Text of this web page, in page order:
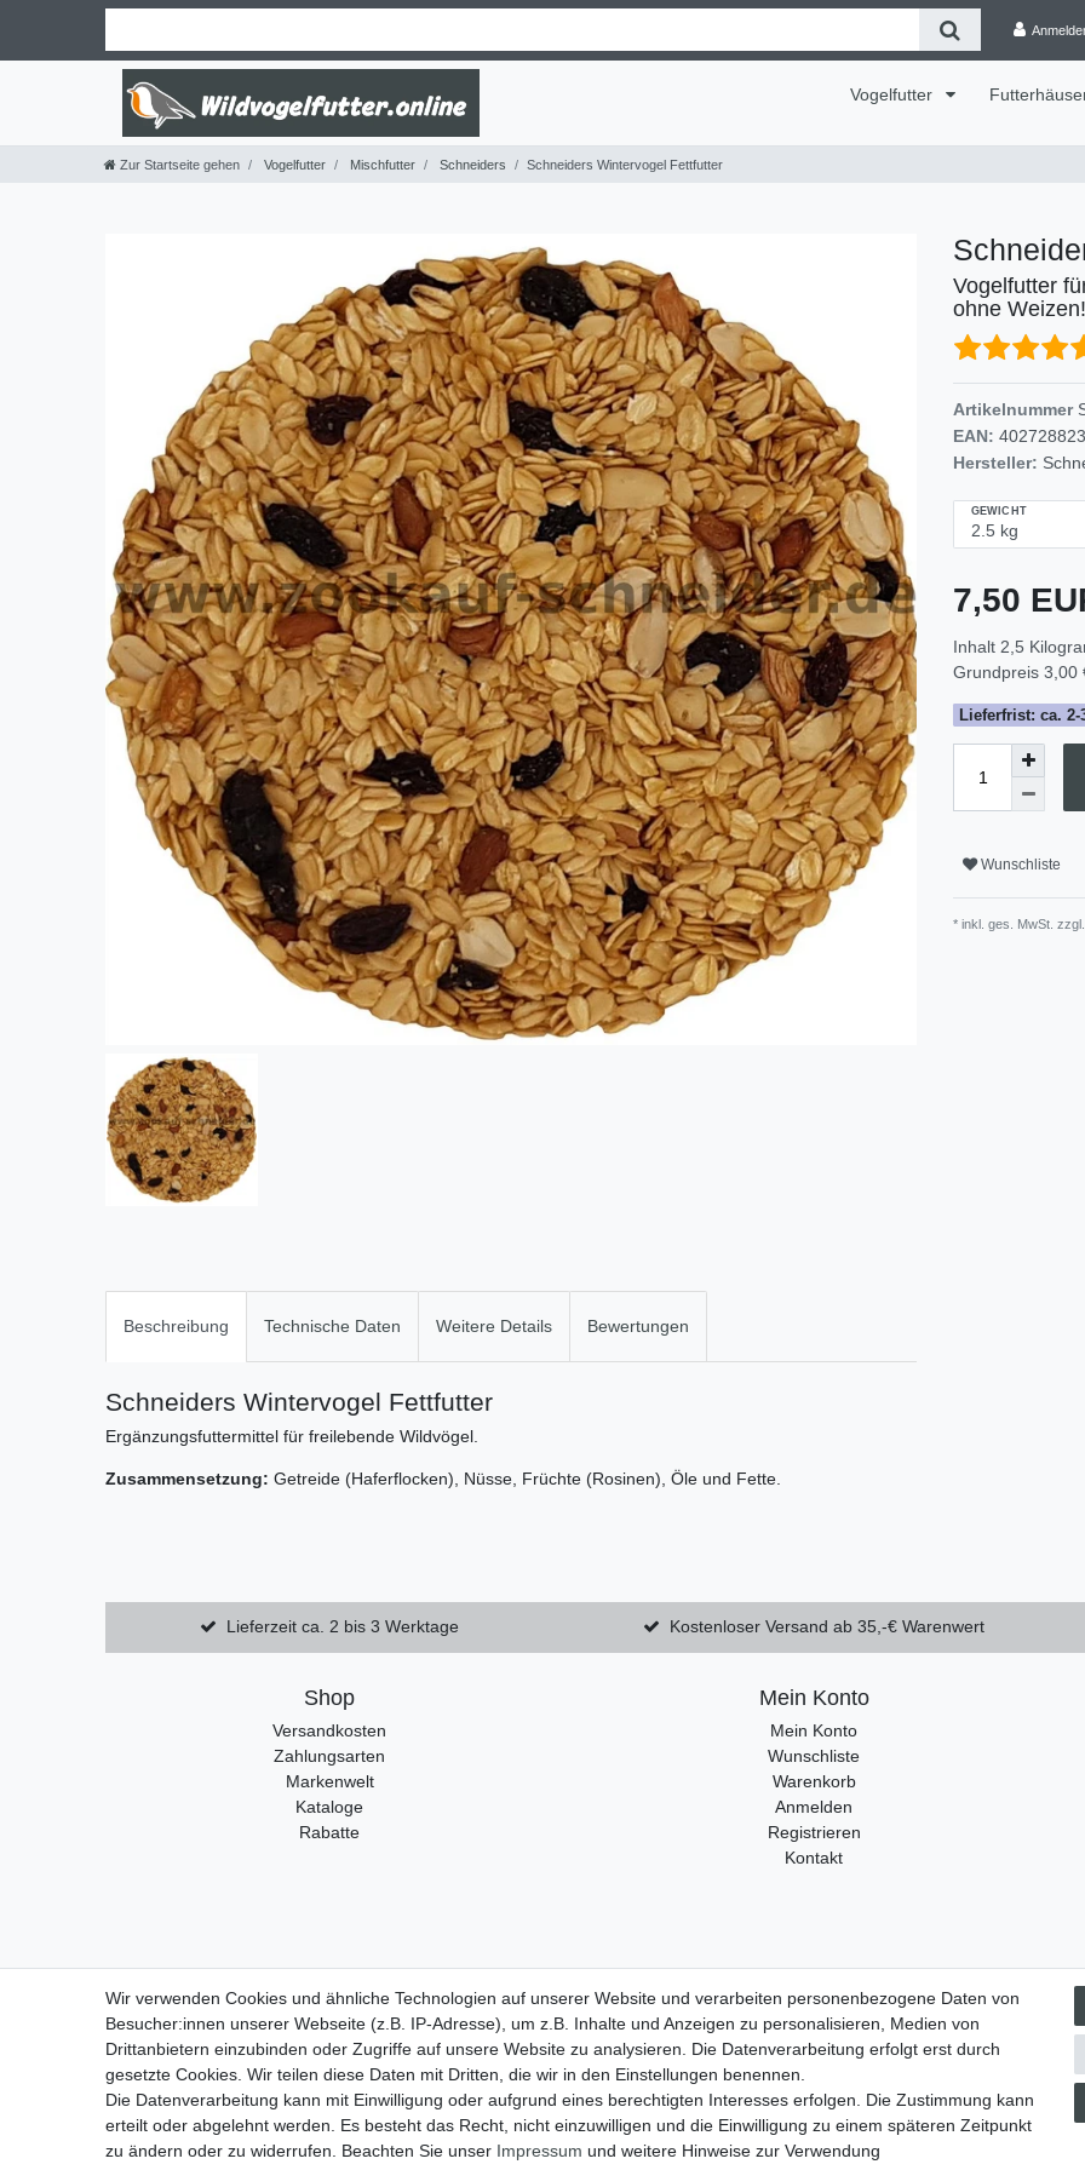
Vogelfutter
Zur Startseite gehen Vogelfutter Mischfutter Schneiders Schneiders Wintervogel Fettfutter
Vogelfutter
ohne Weizen!
Artikelnummer
EAN:
Hersteller:
GEWICHT
7,50
Inhalt 2,5
Grundpreis 3,00
Lieferfrist: ca. 2-
Wunschliste
* inkl. ges. MwSt. zzgl.
Beschreibung Technische Daten Weitere Details Bewertungen
Schneiders Wintervogel Fettfutter
Ergänzungsfuttermittel für freilebende Wildvögel.
Zusammensetzung: Getreide (Haferflocken), Nüsse, Früchte (Rosinen), Öle und Fette.
Lieferzeit ca. 2 bis 3 Werktage Kostenloser Versand ab 35,-€ Warenwert
Shop
Versandkosten
Zahlungsarten
Markenwelt
Kataloge
Rabatte
Mein Konto
Mein Konto
Wunschliste
Warenkorb
Anmelden
Registrieren
Kontakt
Widerrufs­recht Widerrufs­formular Impressum Daten­schutz­erklärung
Wir verwenden Cookies und ähnliche Technologien auf unserer Website und verarbeiten personenbezogene Daten von
Besucher:innen unserer Webseite (z.B. IP-Adresse), um z.B. Inhalte und Anzeigen zu personalisieren, Medien von
Drittanbietern einzubinden oder Zugriffe auf unsere Website zu analysieren. Die Datenverarbeitung erfolgt erst durch
gesetzte Cookies. Wir teilen diese Daten mit Dritten, die wir in den Einstellungen benennen.
Die Datenverarbeitung kann mit Einwilligung oder aufgrund eines berechtigten Interesses erfolgen. Die Zustimmung kann
erteilt oder abgelehnt werden. Es besteht das Recht, nicht einzuwilligen und die Einwilligung zu einem späteren Zeitpunkt
zu ändern oder zu widerrufen. Beachten Sie unser Impressum und weitere Hinweise zur Verwendung